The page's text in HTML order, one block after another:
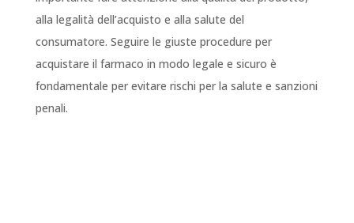
alla legalità dell’acquisto e alla salute del
consumatore. Seguire le giuste procedure per
acquistare il farmaco in modo legale e sicuro è
fondamentale per evitare rischi per la salute e sanzioni
penali.